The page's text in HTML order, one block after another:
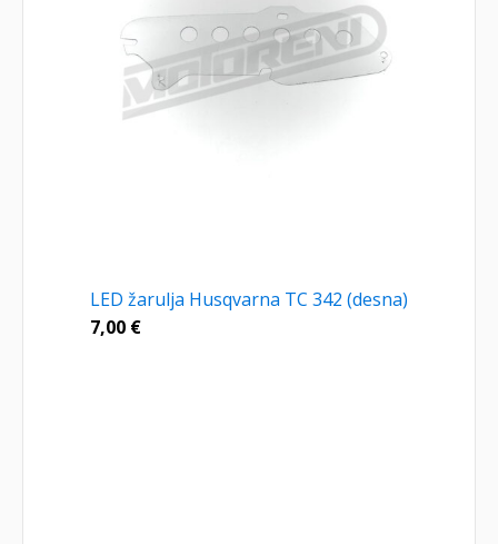
LED žarulja Husqvarna TC 342 (desna)
7,00 €